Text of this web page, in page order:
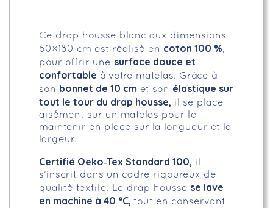
Ce drap housse blanc aux dimensions
60×180 cm est réalisé en coton 100 %,
pour offrir une surface douce et
confortable à votre matelas. Grâce à
son bonnet de 10 cm et son élastique sur
tout le tour du drap housse, il se place
aisément sur un matelas pour le
maintenir en place sur la longueur et la
largeur.
Certifié Oeko‑Tex Standard 100, il
s’inscrit dans un cadre rigoureux de
qualité textile. Le drap housse se lave
en machine à 40 °C, tout en conservant